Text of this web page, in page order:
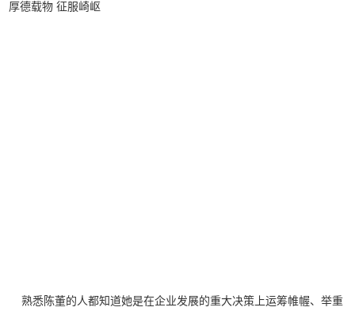
厚德载物 征服崎岖
熟悉陈董的人都知道她是在企业发展的重大决策上运筹帷幄、举重